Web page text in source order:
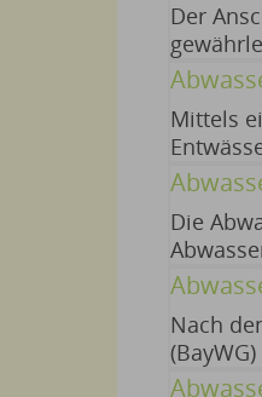
Der
diesem
Klage;
Mittels
Die
Nach
an das